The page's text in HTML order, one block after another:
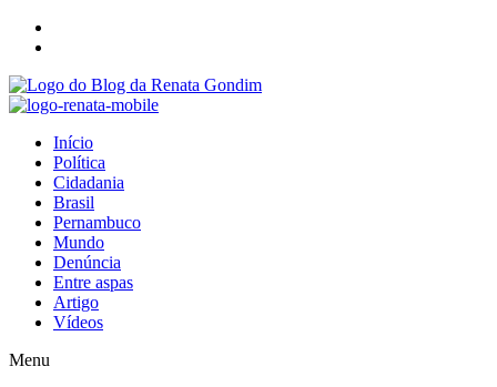
Início
Política
Cidadania
Brasil
Pernambuco
Mundo
Denúncia
Entre aspas
Artigo
Vídeos
Menu